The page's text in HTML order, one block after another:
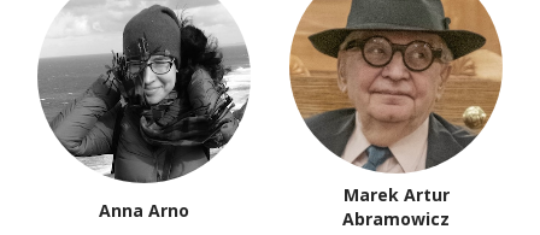
Anna Arno
Marek Artur
Abramowicz